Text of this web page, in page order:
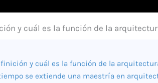
y cuál es la función de la
y cuál es la función de la
se extiende una maestría en